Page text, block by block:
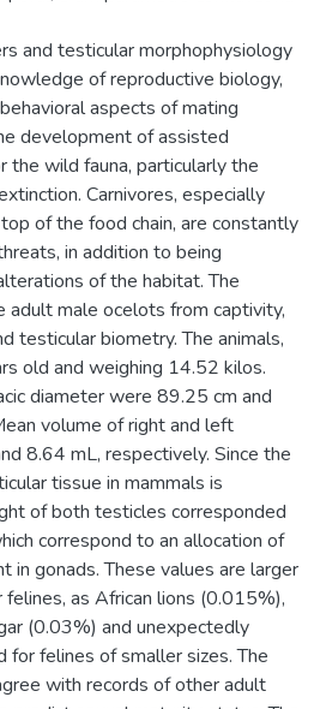
and testicular morphophysiology
of reproductive biology,
aspects of mating
development of assisted
wild fauna, particularly the
Carnivores, especially
of the food chain, are constantly
in addition to being
of the habitat. The
male ocelots from captivity,
testicular biometry. The animals,
old and weighing 14.52 kilos.
diameter were 89.25 cm and
volume of right and left
8.64 mL, respectively. Since the
tissue in mammals is
of both testicles corresponded
correspond to an allocation of
gonads. These values are larger
as African lions (0.015%),
(0.03%) and unexpectedly
for felines of smaller sizes. The
with records of other adult